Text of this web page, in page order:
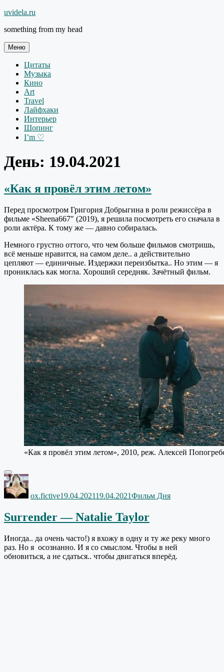
Перейти
содержимому
uvidela.ru
something from my head
Меню
Цитаты
Музыка
Кино
Art
Travel
Лайфхаки
Интерьер
Шопинг
I’m ♡
День: 19.04.2021
«Как я провёл этим летом»
Перед просмотром Григория Добрыгина в роли режиссёра в
фильме «Sheena667″ (2019), я решила посмотреть его сначала в
роли актёра. К тому же — давно собиралась.
Немного грустно оттого, что чем больше фильмов смотришь,
всё меньше нравится, на самом деле.. а действительно
цепляют — единичные. Издержки переизбытка.. Но этим — я
прониклась как могла. Хороший середняк. Зачётный фильм.
«Как я провёл этим летом», 2010, реж. Алексей
Автор
ox.fictive19.04.202119.04.2021Фильм Дня
Surrender — Natalie Taylor
Иногда.. да очень часто!) я вхожу в одну и ту же реку много
раз. Но я осознанно. И я со смыслом. Чтобы в ней
обновиться, а не сдаться.. чтобы двигаться вперёд.